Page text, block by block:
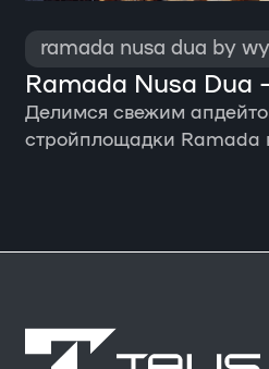
ramada nusa dua by
Ramada Nusa
Делимся свежим
стройплощадки Ramada